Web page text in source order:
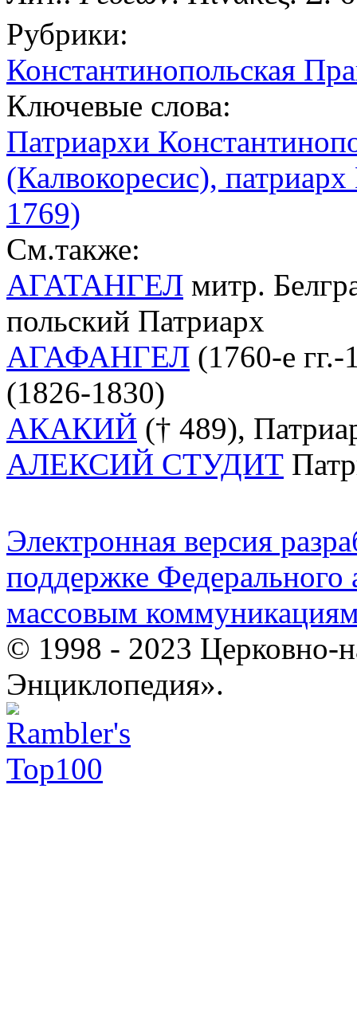
Рубрики:
Константинопольская
Ключевые слова:
Патриархи
(Калвокоресис),
1769)
См.также:
АГАТАНГЕЛ митр.
польский Патриарх
АГАФАНГЕЛ (1760-е
(1826-1830)
АКАКИЙ († 489),
АЛЕКСИЙ СТУДИТ
Электронная версия
поддержке Федерального
массовым
© 1998 - 2023 Церковно-
Энциклопедия».